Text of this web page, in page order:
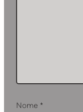
Nome *